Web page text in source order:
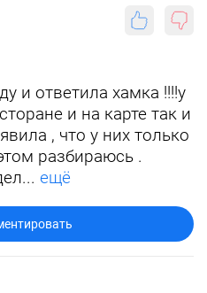
и ответила хамка !!!!у
и на карте так и
, что у них только
разбираюсь .
ещё